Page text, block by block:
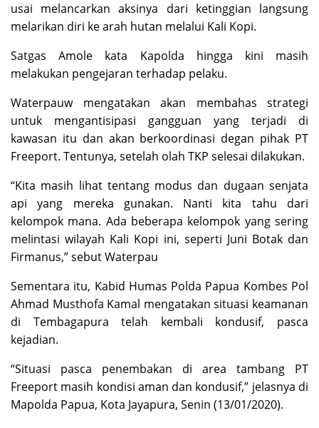
usai melancarkan aksinya dari ketinggian langsung
melarikan diri ke arah hutan melalui Kali Kopi.
Satgas Amole kata Kapolda hingga kini masih
melakukan pengejaran terhadap pelaku.
Waterpauw mengatakan akan membahas strategi
untuk mengantisipasi gangguan yang terjadi di
kawasan itu dan akan berkoordinasi degan pihak PT
Freeport. Tentunya, setelah olah TKP selesai dilakukan.
“Kita masih lihat tentang modus dan dugaan senjata
api yang mereka gunakan. Nanti kita tahu dari
kelompok mana. Ada beberapa kelompok yang sering
melintasi wilayah Kali Kopi ini, seperti Juni Botak dan
Firmanus,” sebut Waterpau
Sementara itu, Kabid Humas Polda Papua Kombes Pol
Ahmad Musthofa Kamal mengatakan situasi keamanan
di Tembagapura telah kembali kondusif, pasca
kejadian.
“Situasi pasca penembakan di area tambang PT
Freeport masih kondisi aman dan kondusif,” jelasnya di
Mapolda Papua, Kota Jayapura, Senin (13/01/2020).